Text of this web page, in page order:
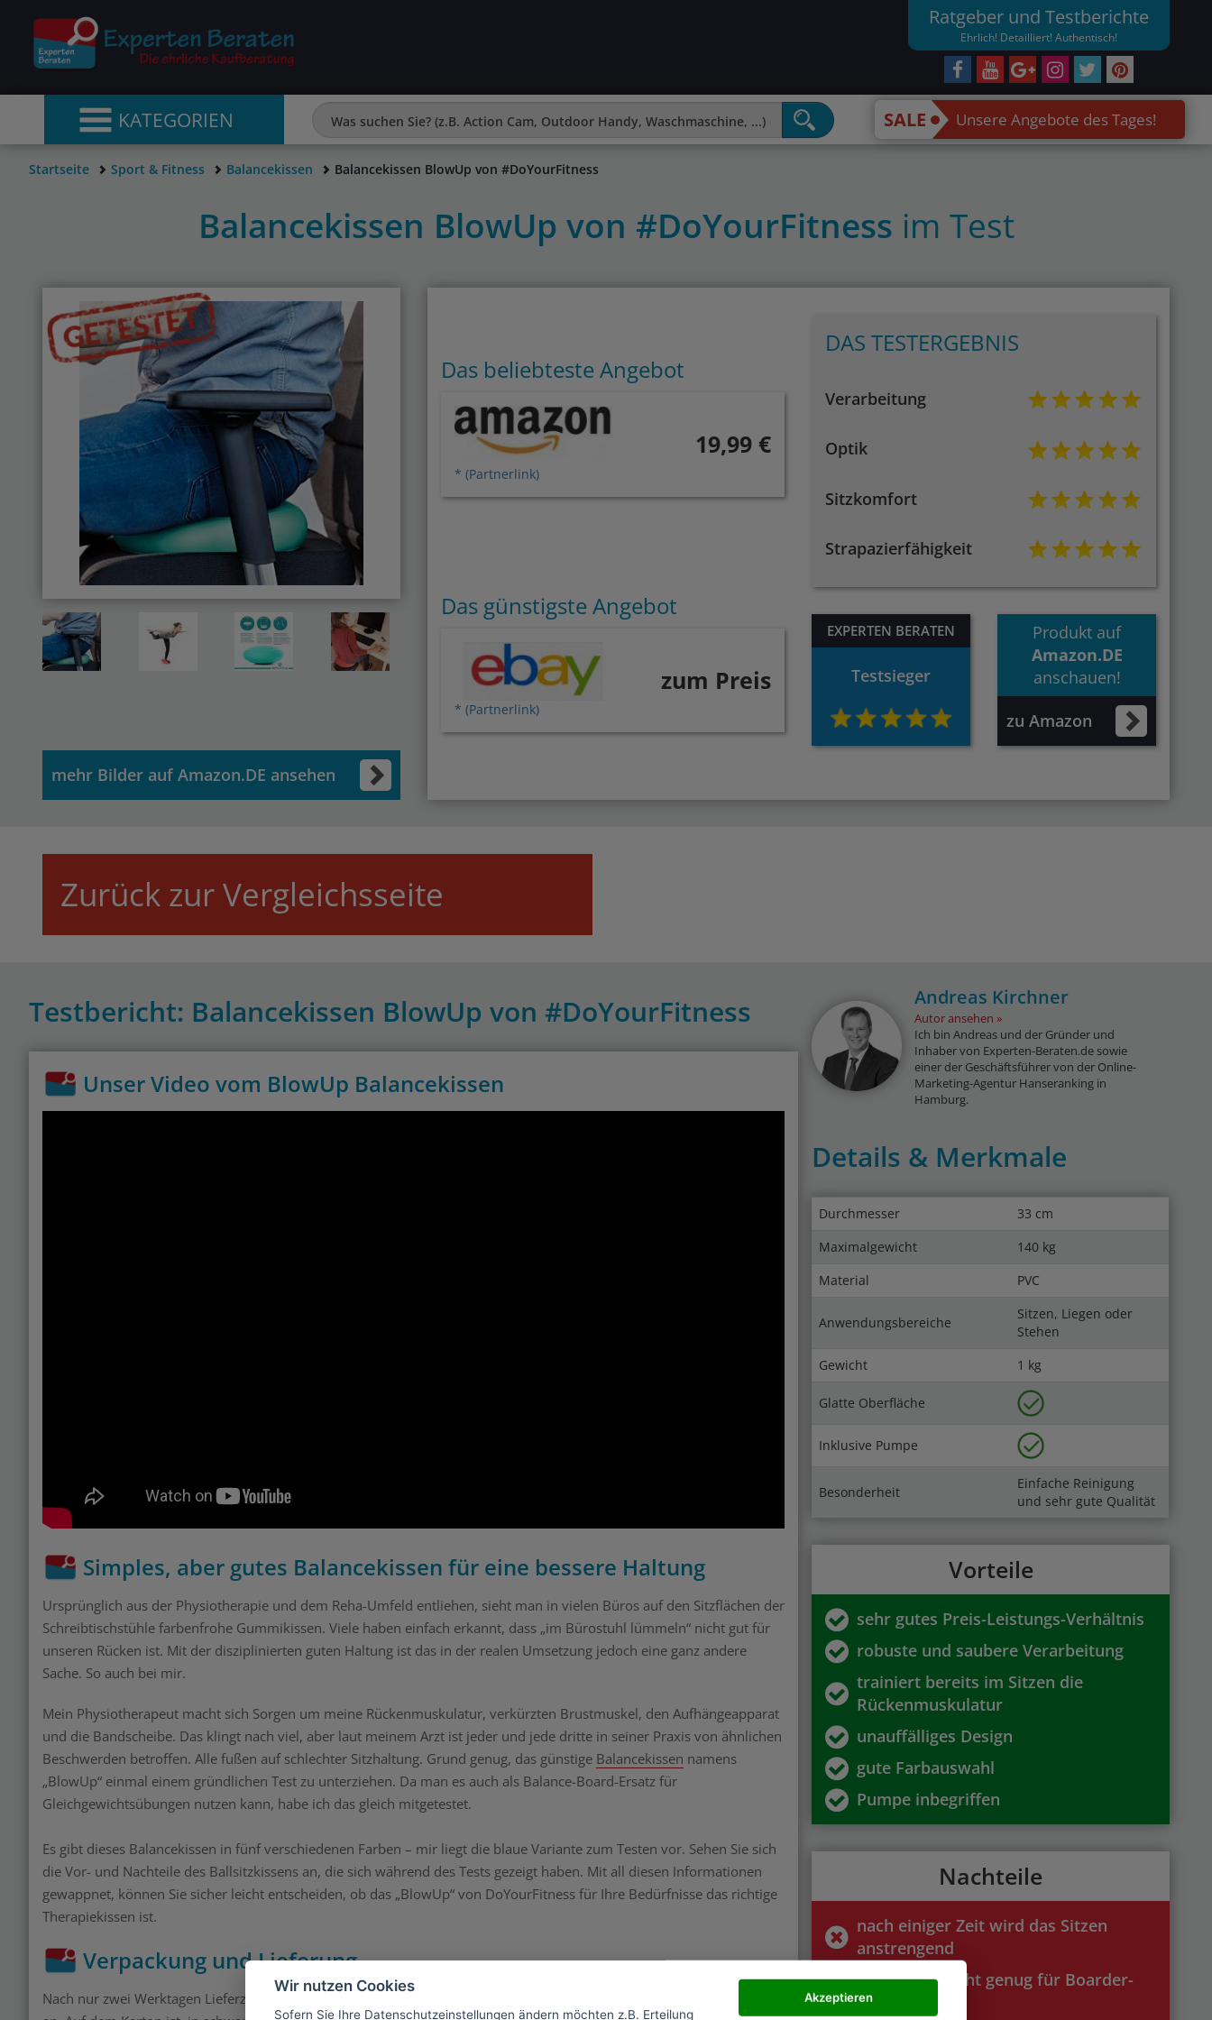
Ratgeber und Testberichte
Ehrlich! Detailliert! Authentisch!
KATEGORIEN SALE Unsere Angebote des Tages!
Startseite Sport & Fitness Balancekissen Balancekissen BlowUp von #DoYourFitness
Balancekissen BlowUp von #DoYourFitness im Test
mehr Bilder auf Amazon.DE ansehen
Das beliebteste Angebot
* (Partnerlink)
19,99 €
Das günstigste Angebot
* (Partnerlink)
zum Preis
DAS TESTERGEBNIS
Verarbeitung
Optik
Sitzkomfort
Strapazierfähigkeit
EXPERTEN BERATEN
Testsieger
Produkt auf
Amazon.DE
anschauen!
zu Amazon
Zurück zur Vergleichsseite
Testbericht: Balancekissen BlowUp von #DoYourFitness
Unser Video vom BlowUp Balancekissen
Simples, aber gutes Balancekissen für eine bessere Haltung
Ursprünglich aus der Physiotherapie und dem Reha-Umfeld entliehen, sieht man in vielen Büros auf den Sitzflächen der
Schreibtischstühle farbenfrohe Gummikissen. Viele haben einfach erkannt, dass „im Bürostuhl lümmeln“ nicht gut für
unseren Rücken ist. Mit der disziplinierten guten Haltung ist das in der realen Umsetzung jedoch eine ganz andere
Sache. So auch bei mir.
Mein Physiotherapeut macht sich Sorgen um meine Rückenmuskulatur, verkürzten Brustmuskel, den Aufhängeapparat
und die Bandscheibe. Das klingt nach viel, aber laut meinem Arzt ist jeder und jede dritte in seiner Praxis von ähnlichen
Beschwerden betroffen. Alle fußen auf schlechter Sitzhaltung. Grund genug, das günstige Balancekissen namens
„BlowUp“ einmal einem gründlichen Test zu unterziehen. Da man es auch als Balance-Board-Ersatz für
Gleichgewichtsübungen nutzen kann, habe ich das gleich mitgetestet.
Es gibt dieses Balancekissen in fünf verschiedenen Farben – mir liegt die blaue Variante zum Testen vor. Sehen Sie sich
die Vor- und Nachteile des Ballsitzkissens an, die sich während des Tests gezeigt haben. Mit all diesen Informationen
gewappnet, können Sie sicher leicht entscheiden, ob das „BlowUp“ von DoYourFitness für Ihre Bedürfnisse das richtige
Therapiekissen ist.
Verpackung und Lieferung
Nach nur zwei Werktagen Lieferzeit ab Bestellung, kam das Balancekissen, in einer braunen Kartonverpackung bei mir
Andreas Kirchner
Autor ansehen
Ich bin Andreas und der Gründer und
Inhaber von Experten-Beraten.de sowie
einer der Geschäftsführer von der Online-
Marketing-Agentur Hanseranking in
Hamburg.
Details & Merkmale
Durchmesser
33 cm
Maximalgewicht
140 kg
Material
PVC
Anwendungsbereiche
Sitzen, Liegen oder
Stehen
Gewicht
1 kg
Glatte Oberfläche
Inklusive Pumpe
Besonderheit
Einfache Reinigung
und sehr gute Qualität
Vorteile
sehr gutes Preis-Leistungs-Verhältnis
robuste und saubere Verarbeitung
trainiert bereits im Sitzen die
Rückenmuskulatur
unauffälliges Design
gute Farbauswahl
Pumpe inbegriffen
Nachteile
nach einiger Zeit wird das Sitzen
anstrengend
es wackelt nicht genug für Boarder-
Training
Wir nutzen Cookies
Sofern Sie Ihre Datenschutzeinstellungen ändern möchten z.B. Erteilung
Akzeptieren